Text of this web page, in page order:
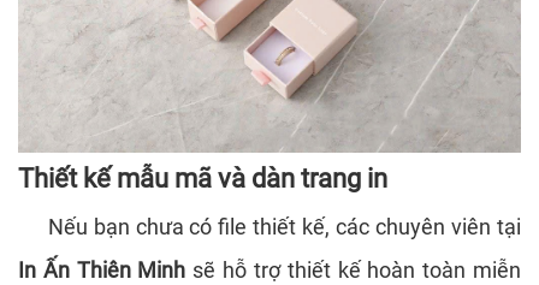
Thiết kế mẫu mã và dàn trang in
Nếu bạn chưa có file thiết kế, các chuyên viên tại
In Ấn Thiên Minh sẽ hỗ trợ thiết kế hoàn toàn miễn